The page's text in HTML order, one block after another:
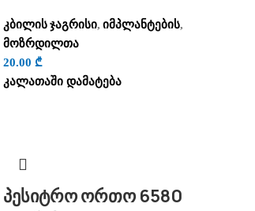
კბილის ჯაგრისი, იმპლანტების,
მოზრდილთა
20.00 ₾
კალათაში დამატება
პესიტრო ორთო 6580